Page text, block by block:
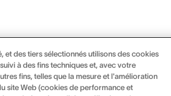
et des tiers sélectionnés utilisons des cookies
à des fins techniques et, avec votre
fins, telles que la mesure et l'amélioration
site Web (cookies de performance et